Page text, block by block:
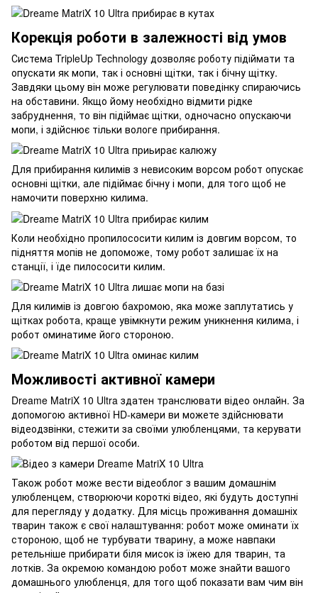
Корекція роботи в залежності від умов
Система TripleUp Technology дозволяє роботу підіймати та
опускати як мопи, так і основні щітки, так і бічну щітку.
Завдяки цьому він може регулювати поведінку спираючись
на обставини. Якщо йому необхідно відмити рідке
забруднення, то він підіймає щітки, одночасно опускаючи
мопи, і здійснює тільки вологе прибирання.
Для прибирання килимів з невисоким ворсом робот опускає
основні щітки, але підіймає бічну і мопи, для того щоб не
намочити поверхню килима.
Коли необхідно пропилососити килим із довгим ворсом, то
підняття мопів не допоможе, тому робот залишає їх на
станції, і їде пилососити килим.
Для килимів із довгою бахромою, яка може заплутатись у
щітках робота, краще увімкнути режим уникнення килима, і
робот оминатиме його стороною.
Можливості активної камери
Dreame MatriX 10 Ultra здатен транслювати відео онлайн. За
допомогою активної HD-камери ви можете здійснювати
відеодзвінки, стежити за своїми улюбленцями, та керувати
роботом від першої особи.
Також робот може вести відеоблог з вашим домашнім
улюбленцем, створюючи короткі відео, які будуть доступні
для перегляду у додатку. Для місць проживання домашніх
тварин також є свої налаштування: робот може оминати їх
стороною, щоб не турбувати тварину, а може навпаки
ретельніше прибирати біля мисок із їжею для тварин, та
лотків. За окремою командою робот може знайти вашого
домашнього улюбленця, для того щоб показати вам чим він